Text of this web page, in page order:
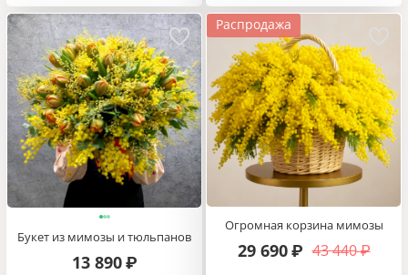
Букет из мимозы и тюльпанов
13 890 ₽
Распродажа
Огромная корзина мимозы
43 440 ₽
29 690 ₽